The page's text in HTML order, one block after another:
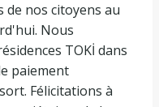
nos citoyens au
Nous
TOKİ dans
paiement
Félicitations à